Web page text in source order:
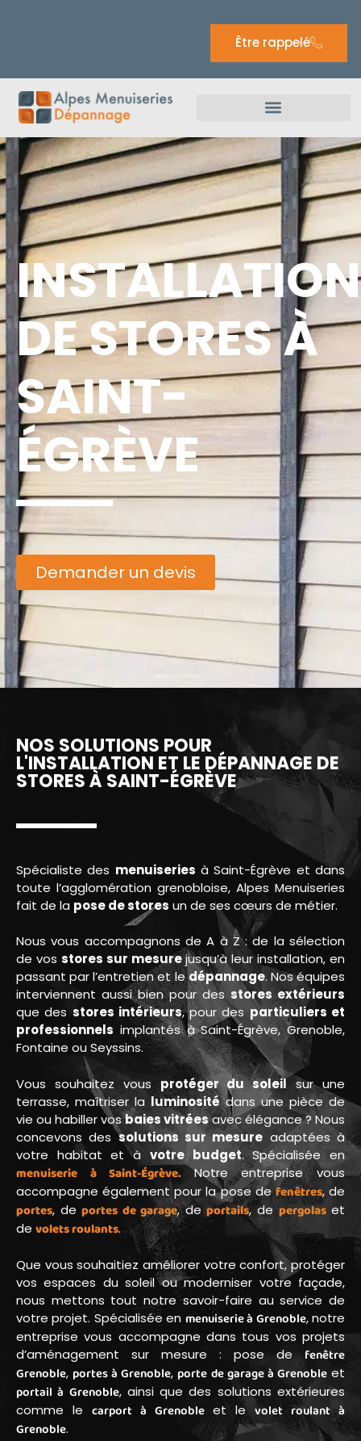
Être rappelé
INSTALLATION
DE STORES À
SAINT-
ÉGRÈVE
Demander un devis
NOS SOLUTIONS POUR
L'INSTALLATION ET LE DÉPANNAGE DE
STORES À SAINT-ÉGRÈVE
Spécialiste des menuiseries à Saint-Égrève et dans
toute l’agglomération grenobloise, Alpes Menuiseries
fait de la pose de stores un de ses cœurs de métier.
Nous vous accompagnons de A à Z : de la sélection
de vos stores sur mesurejusqu’à leur installation, en
passant par l’entretien et ledépannage. Nos équipes
interviennent aussi bien pour des stores extérieurs
que des stores intérieurs, pour des particuliers et
professionnels implantés à Saint-Égrève, Grenoble,
Fontaine ou Seyssins.
Vous souhaitez vous protéger du soleilsur une
terrasse, maîtriser la luminositédans une pièce de
vie ou habiller vosbaies vitréesavec élégance ? Nous
concevons dessolutions sur mesure adaptées à
votre habitat et à votre budget. Spécialisée en
menuiserie à Saint-Égrève.Notre entreprise vous
accompagne également pour la pose defenêtres, de
portes, deportes de garage, deportails, depergolaset
de volets roulants.
Que vous souhaitiez améliorer votre confort, protéger
vos espaces du soleil ou moderniser votre façade,
nous mettons tout notre savoir-faire au service de
votre projet. Spécialisée en menuiserie à Grenoble, notre
entreprise vous accompagne dans tous vos projets
d’aménagement sur mesure : pose de fenêtre
Grenoble, portes à Grenoble, porte de garage à Grenobleet
portail à Grenoble, ainsi que des solutions extérieures
comme le carport à Grenobleet levolet roulant à
Grenoble.